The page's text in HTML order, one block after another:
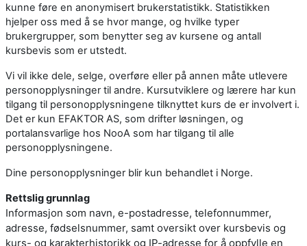
kunne føre en anonymisert brukerstatistikk. Statistikken
hjelper oss med å se hvor mange, og hvilke typer
brukergrupper, som benytter seg av kursene og antall
kursbevis som er utstedt.
Vi vil ikke dele, selge, overføre eller på annen måte utlevere
personopplysninger til andre. Kursutviklere og lærere har kun
tilgang til personopplysningene tilknyttet kurs de er involvert i.
Det er kun EFAKTOR AS, som drifter løsningen, og
portalansvarlige hos NooA som har tilgang til alle
personopplysningene.
Dine personopplysninger blir kun behandlet i Norge.
Rettslig grunnlag
Informasjon som navn, e-postadresse, telefonnummer,
adresse, fødselsnummer, samt oversikt over kursbevis og
kurs- og karakterhistorikk og IP-adresse for å oppfylle en